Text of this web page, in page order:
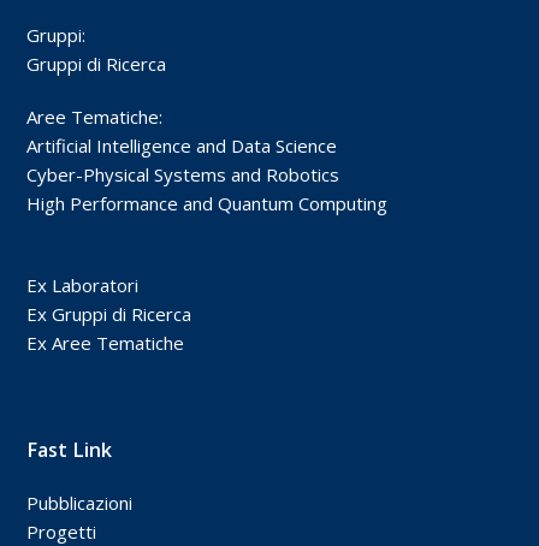
Gruppi:
Gruppi di Ricerca
Aree Tematiche:
Artificial Intelligence and Data Science
Cyber-Physical Systems and Robotics
High Performance and Quantum Computing
Ex Laboratori
Ex Gruppi di Ricerca
Ex Aree Tematiche
Fast Link
Pubblicazioni
Progetti